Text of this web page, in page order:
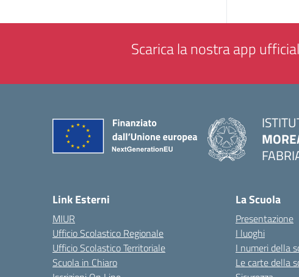
Scarica la nostra app
Link Esterni
MIUR
Ufficio Scolastico Regionale
Ufficio Scolastico Territoriale
Scuola in Chiaro
La Scuola
Presentazione
I luoghi
I numeri della
Le carte della